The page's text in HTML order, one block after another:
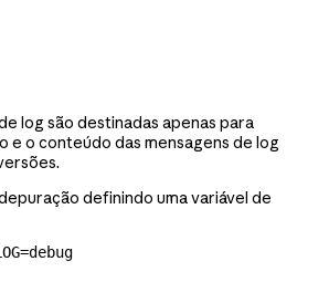
log são destinadas apenas para
e o conteúdo das mensagens de log
definindo uma variável de
=debug